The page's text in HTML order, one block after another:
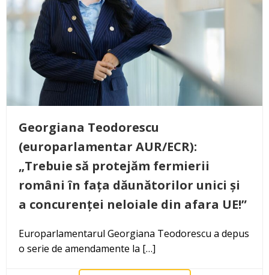
Georgiana Teodorescu
(europarlamentar AUR/ECR):
„Trebuie să protejăm fermierii
români în fața dăunătorilor unici și
a concurenței neloiale din afara UE!”
Europarlamentarul Georgiana Teodorescu a depus
o serie de amendamente la […]